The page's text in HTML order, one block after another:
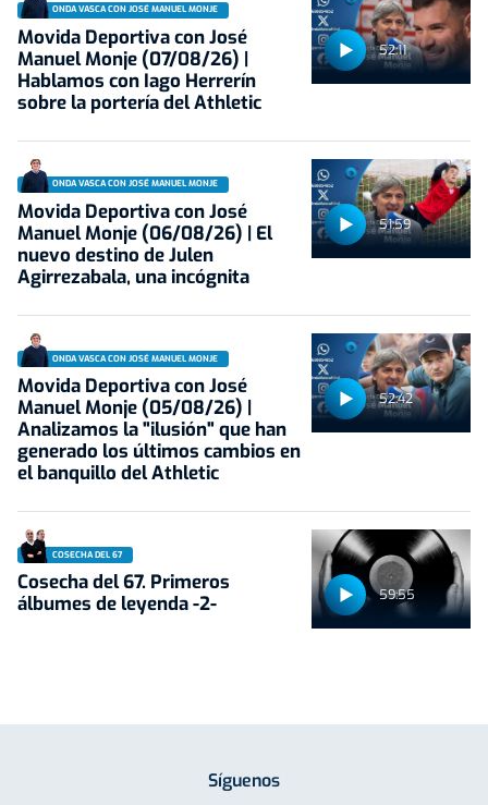
52:11
ONDA VASCA CON JOSÉ MANUEL MONJE
Movida Deportiva con José
Manuel Monje (07/08/26) |
Hablamos con Iago Herrerín
sobre la portería del Athletic
51:59
ONDA VASCA CON JOSÉ MANUEL MONJE
Movida Deportiva con José
Manuel Monje (06/08/26) | El
nuevo destino de Julen
Agirrezabala, una incógnita
52:42
ONDA VASCA CON JOSÉ MANUEL MONJE
Movida Deportiva con José
Manuel Monje (05/08/26) |
Analizamos la "ilusión" que han
generado los últimos cambios en
el banquillo del Athletic
59:55
COSECHA DEL 67
Cosecha del 67. Primeros
álbumes de leyenda -2-
Síguenos